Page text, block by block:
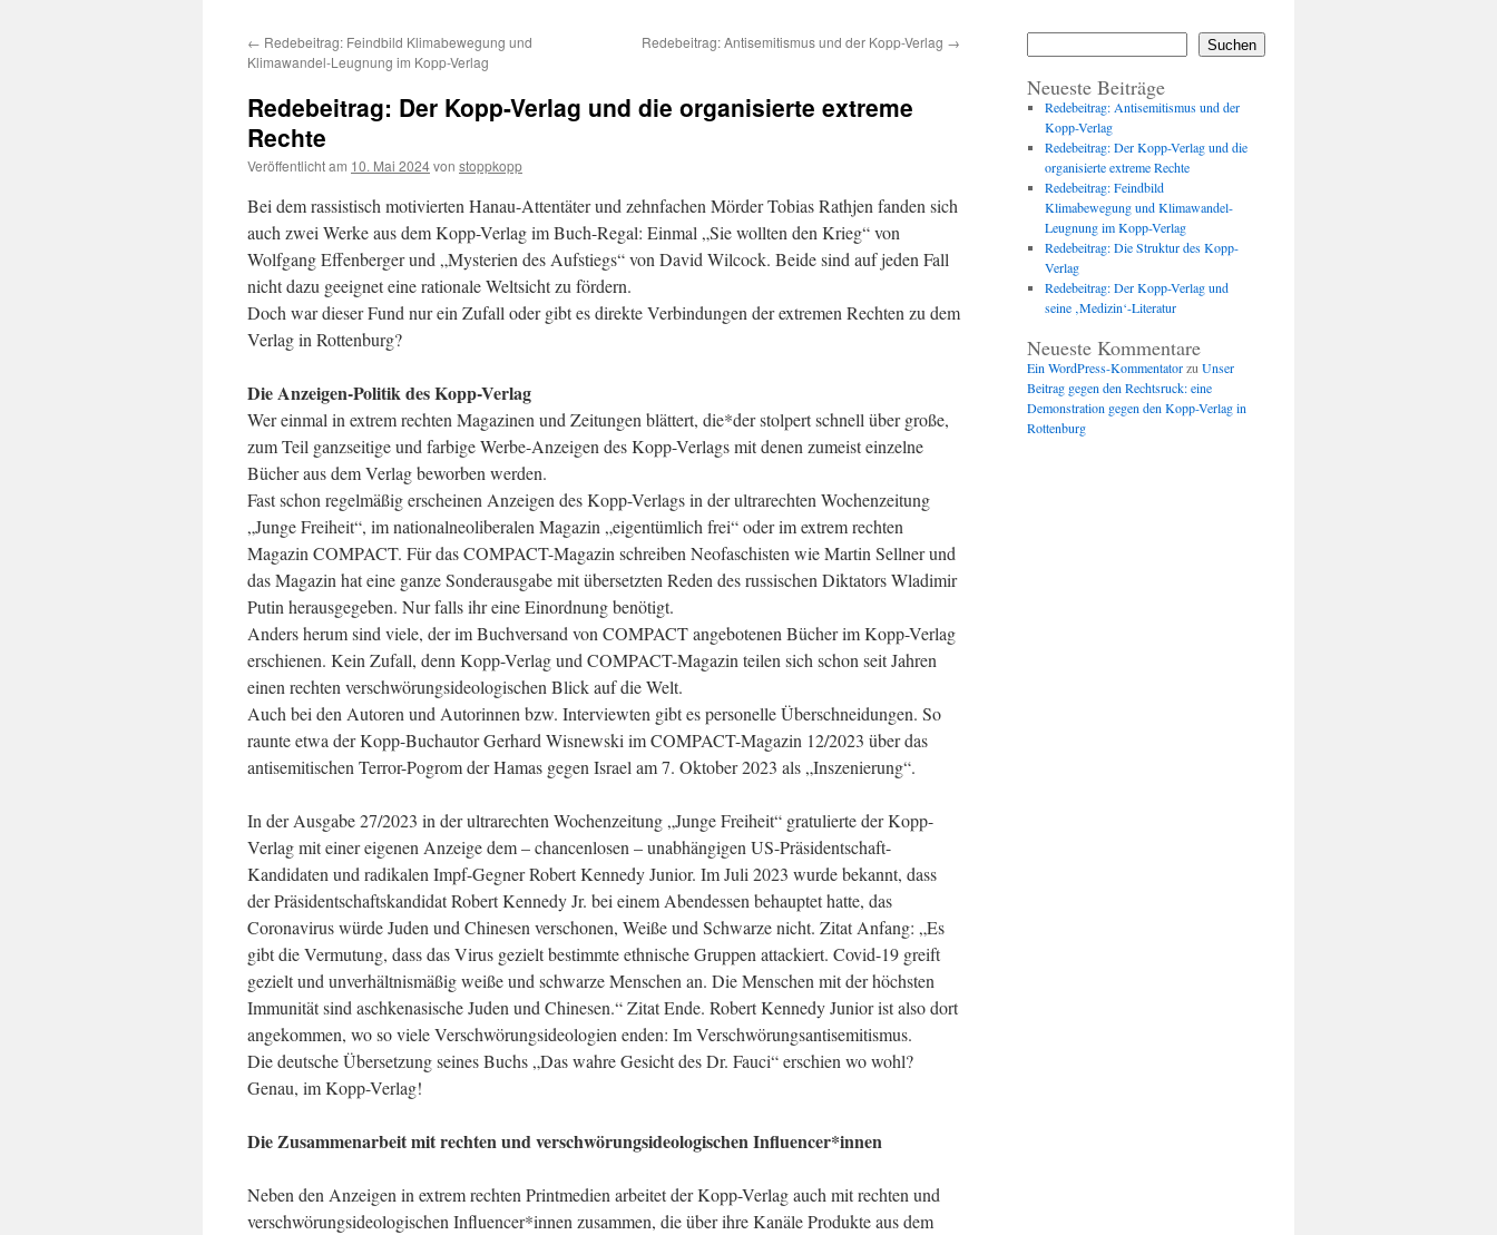
← Redebeitrag: Feindbild Klimabewegung und
Klimawandel-Leugnung im Kopp-Verlag
Redebeitrag: Antisemitismus und der Kopp-Verlag →
Redebeitrag: Der Kopp-Verlag und die organisierte extreme
Rechte
Veröffentlicht am 10. Mai 2024von stoppkopp
Bei dem rassistisch motivierten Hanau-Attentäter und zehnfachen Mörder Tobias Rathjen fanden sich
auch zwei Werke aus dem Kopp-Verlag im Buch-Regal: Einmal „Sie wollten den Krieg“ von
Wolfgang Effenberger und „Mysterien des Aufstiegs“ von David Wilcock. Beide sind auf jeden Fall
nicht dazu geeignet eine rationale Weltsicht zu fördern.
Doch war dieser Fund nur ein Zufall oder gibt es direkte Verbindungen der extremen Rechten zu dem
Verlag in Rottenburg?
Die Anzeigen-Politik des Kopp-Verlag
Wer einmal in extrem rechten Magazinen und Zeitungen blättert, die*der stolpert schnell über große,
zum Teil ganzseitige und farbige Werbe-Anzeigen des Kopp-Verlags mit denen zumeist einzelne
Bücher aus dem Verlag beworben werden.
Fast schon regelmäßig erscheinen Anzeigen des Kopp-Verlags in der ultrarechten Wochenzeitung
„Junge Freiheit“, im nationalneoliberalen Magazin „eigentümlich frei“ oder im extrem rechten
Magazin COMPACT. Für das COMPACT-Magazin schreiben Neofaschisten wie Martin Sellner und
das Magazin hat eine ganze Sonderausgabe mit übersetzten Reden des russischen Diktators Wladimir
Putin herausgegeben. Nur falls ihr eine Einordnung benötigt.
Anders herum sind viele, der im Buchversand von COMPACT angebotenen Bücher im Kopp-Verlag
erschienen. Kein Zufall, denn Kopp-Verlag und COMPACT-Magazin teilen sich schon seit Jahren
einen rechten verschwörungsideologischen Blick auf die Welt.
Auch bei den Autoren und Autorinnen bzw. Interviewten gibt es personelle Überschneidungen. So
raunte etwa der Kopp-Buchautor Gerhard Wisnewski im COMPACT-Magazin 12/2023 über das
antisemitischen Terror-Pogrom der Hamas gegen Israel am 7. Oktober 2023 als „Inszenierung“.
In der Ausgabe 27/2023 in der ultrarechten Wochenzeitung „Junge Freiheit“ gratulierte der Kopp-
Verlag mit einer eigenen Anzeige dem – chancenlosen – unabhängigen US-Präsidentschaft-
Kandidaten und radikalen Impf-Gegner Robert Kennedy Junior. Im Juli 2023 wurde bekannt, dass
der Präsidentschaftskandidat Robert Kennedy Jr. bei einem Abendessen behauptet hatte, das
Coronavirus würde Juden und Chinesen verschonen, Weiße und Schwarze nicht. Zitat Anfang: „Es
gibt die Vermutung, dass das Virus gezielt bestimmte ethnische Gruppen attackiert. Covid-19 greift
gezielt und unverhältnismäßig weiße und schwarze Menschen an. Die Menschen mit der höchsten
Immunität sind aschkenasische Juden und Chinesen.“ Zitat Ende. Robert Kennedy Junior ist also dort
angekommen, wo so viele Verschwörungsideologien enden: Im Verschwörungsantisemitismus.
Die deutsche Übersetzung seines Buchs „Das wahre Gesicht des Dr. Fauci“ erschien wo wohl?
Genau, im Kopp-Verlag!
Die Zusammenarbeit mit rechten und verschwörungsideologischen Influencer*innen
Neben den Anzeigen in extrem rechten Printmedien arbeitet der Kopp-Verlag auch mit rechten und
verschwörungsideologischen Influencer*innen zusammen, die über ihre Kanäle Produkte aus dem
Suchen
Neueste Beiträge
Redebeitrag: Antisemitismus und der
Kopp-Verlag
Redebeitrag: Der Kopp-Verlag und die
organisierte extreme Rechte
Redebeitrag: Feindbild
Klimabewegung und Klimawandel-
Leugnung im Kopp-Verlag
Redebeitrag: Die Struktur des Kopp-
Verlag
Redebeitrag: Der Kopp-Verlag und
seine ‚Medizin‘-Literatur
Neueste Kommentare
Ein WordPress-Kommentatorzu Unser
Beitrag gegen den Rechtsruck: eine
Demonstration gegen den Kopp-Verlag in
Rottenburg